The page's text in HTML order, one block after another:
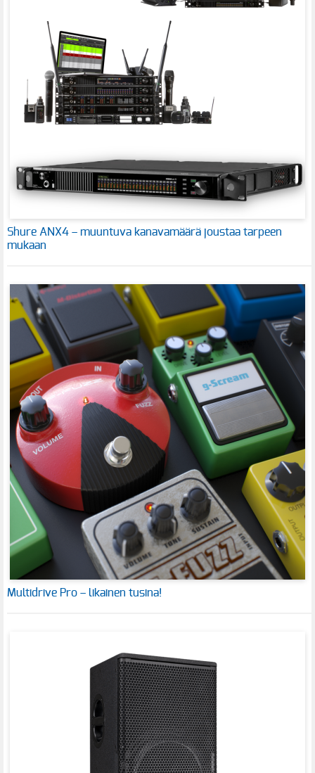
Shure ANX4 – muuntuva kanavamäärä joustaa tarpeen
mukaan
Multidrive Pro – likainen tusina!